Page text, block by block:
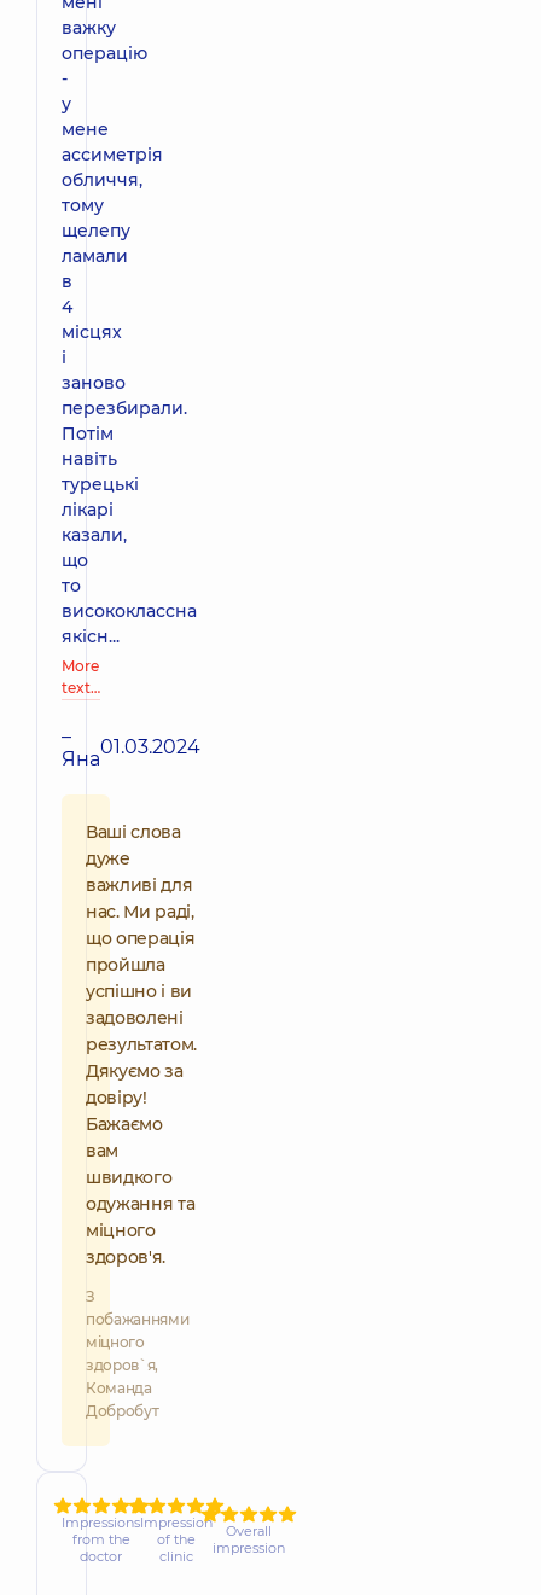
важку
операцію
-
у
мене
ассиметрія
обличчя,
тому
щелепу
ламали
в
4
місцях
і
заново
перезбирали.
Потім
навіть
турецькі
лікарі
казали,
що
то
висококлассна
якісн...
More
text…
–
Яна01.03.2024
Ваші слова
дуже
важливі для
нас. Ми раді,
що операція
пройшла
успішно і ви
задоволені
результатом.
Дякуємо за
довіру!
Бажаємо
вам
швидкого
одужання та
міцного
здоров'я.
З
побажаннями
міцного
здоров`я,
Команда
Добробут
Impressions
from the
doctor
Impression
of the
clinic
Overall
impression